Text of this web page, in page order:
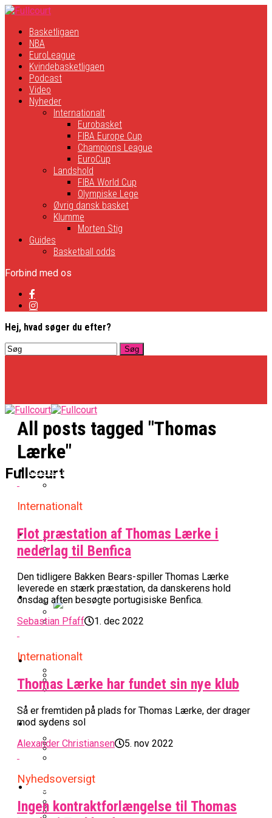
Basketligaen
NBA
EuroLeague
Kvindebasketligaen
Podcast
Video
Nyheder
Internationalt
Eurobasket
FIBA Europe Cup
Champions League
EuroCup
Landshold
FIBA World Cup
Olympiske Lege
Øvrig dansk basket
Klumme
Morten Stig
Guides
Basketball odds
Forbind med os
Hej, hvad søger du efter?
Fullcourt
Basketligaen
Officielt: Vejen Gafler Dansker Hos Rabbits
Guard På Plads
Basketligaen
Værløse-Komet Skifter Til Den Bedste
Spanske Række
Officielt: Bakken Skal Spille Champions
League-Kvalifikation
NBA
Warriors Forlænger Med Succestræner
Miami Heat Smider Skandaleramt Spiller
Stjerne Akut Opereret: Misser Nøglekampe
All-Star Guard Nærmer Sig Comeback
EuroLeague
EuroLeague
Anders Sommer Scorer Kæmpe Trænerjob
I EuroLeague
Sølv Til Tobias Jensen: Bayern Er Tysk
Mester Efter To Missede Ulm-Matchbolde
Kvindebasketligaen
Karrieren I Schweiz
MVP Rykker Til Sverige
Podcast
Trænere, Gav Man Sig 100 Procent”
Video
All posts tagged "Thomas
Lærke"
Internationalt
Flot præstation af Thomas Lærke i
nederlag til Benfica
Den tidligere Bakken Bears-spiller Thomas Lærke
leverede en stærk præstation, da danskerens hold
onsdag aften besøgte portugisiske Benfica.
Sebastian Pfaff
1. dec 2022
Internationalt
Thomas Lærke har fundet sin nye klub
Så er fremtiden på plads for Thomas Lærke, der drager
mod sydens sol
Alexander Christiansen
5. nov 2022
Nyhedsoversigt
Ingen kontraktforlængelse til Thomas